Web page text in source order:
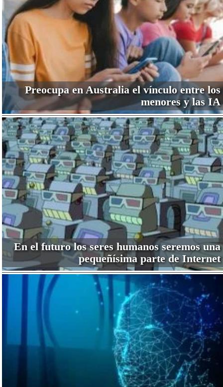
Preocupa en Australia el vínculo entre los
menores y las IA
En el futuro los seres humanos seremos una
pequeñísima parte de Internet